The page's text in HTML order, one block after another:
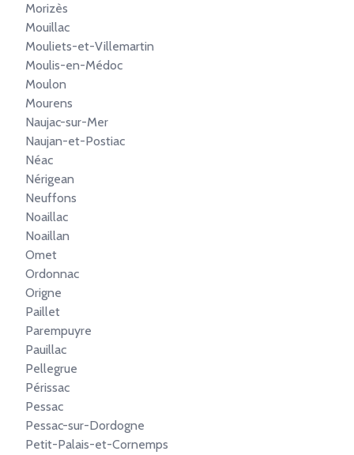
Morizès
Mouillac
Mouliets-et-Villemartin
Moulis-en-Médoc
Moulon
Mourens
Naujac-sur-Mer
Naujan-et-Postiac
Néac
Nérigean
Neuffons
Noaillac
Noaillan
Omet
Ordonnac
Origne
Paillet
Parempuyre
Pauillac
Pellegrue
Périssac
Pessac
Pessac-sur-Dordogne
Petit-Palais-et-Cornemps